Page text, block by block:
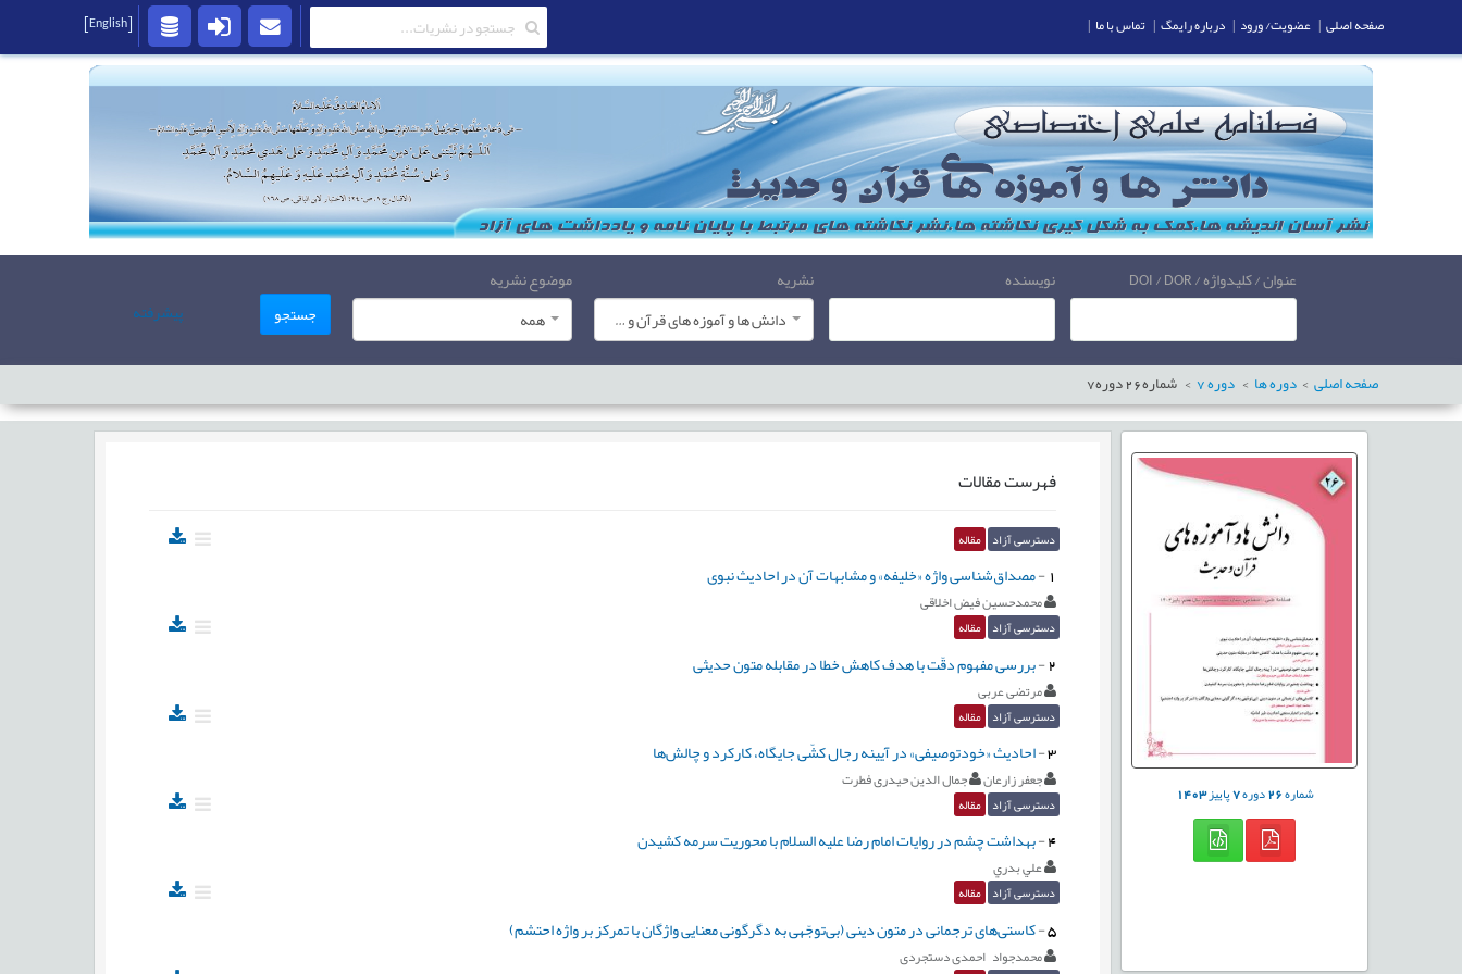
عنوان / کلیدواژه / DOI / DOR نویسنده
نشریه
دانش ها و آموزه های قرآن و حدیث
موضوع نشریه
همه
جستجو پیشرفته
صفحه اصلی دوره ها دوره شماره26دوره7
شماره26دوره7پاییز1403
فهرست مقالات
دسترسی آزاد مقاله
1
-مصداق‌شناسی واژه «خلیفه» و مشابهات آن در احادیث نبوی
محمدحسین فیض اخلاقی
دسترسی آزاد مقاله
2
-بررسی مفهوم دقّت با هدف کاهش خطا در مقابله متون حدیثی
مرتضی عربی
دسترسی آزاد مقاله
3
-احادیث «خودتوصیفی» در آیینه رجال کشّی جایگاه، کارکرد و چالش‌ها
جعفر زارعان جمال الدین حیدری فطرت
دسترسی آزاد مقاله
4
-بهداشت چشم در روایات امام رضا علیه السلام با محوریت سرمه کشیدن
علي بدري
دسترسی آزاد مقاله
5
-کاستی‌های ترجمانی در متون دینی (بی‌توجّهی به دگرگونی معنایی واژگان با تمرکز بر واژه احتشم)
محمدجواد احمدی دستجردی
صفحه اصلی | عضویت/ ورود | درباره رایمگ | تماس با ما |
[English]